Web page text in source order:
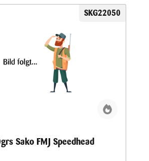
SKG22050
Sako FMJ Speedhead